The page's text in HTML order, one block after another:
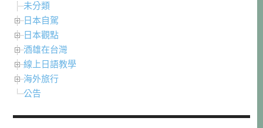
未分類
日本自駕
日本觀點
酒雄在台灣
線上日語教學
海外旅行
公告